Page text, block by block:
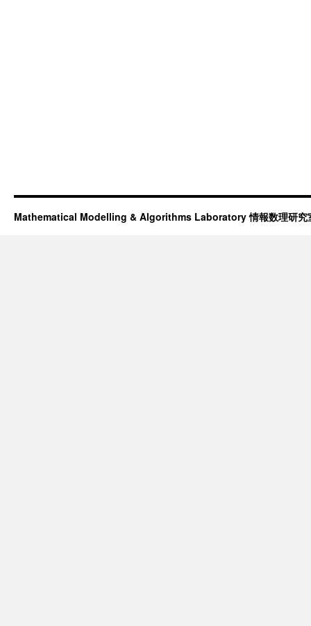
Mathematical Modelling & Algorithms Laboratory 情報数理研究